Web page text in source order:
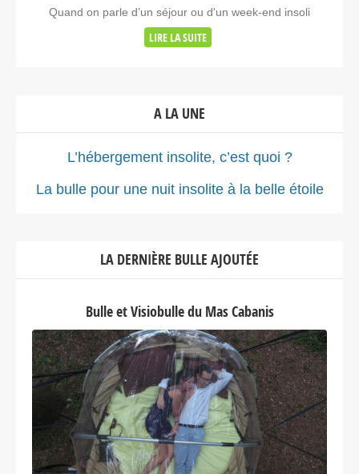
Quand on parle d’un séjour ou d'un week-end insoli
LIRE LA SUITE
A LA UNE
L’hébergement insolite, c’est quoi ?
La bulle pour une nuit insolite à la belle étoile
LA DERNIÈRE BULLE AJOUTÉE
Bulle et Visiobulle du Mas Cabanis